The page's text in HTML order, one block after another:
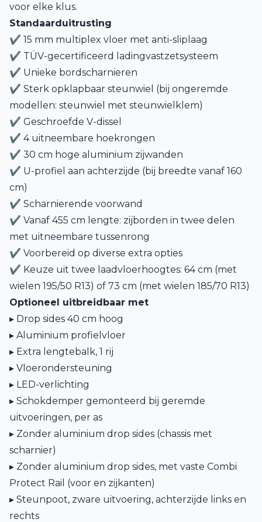
voor elke klus.
Standaarduitrusting
✔ 15 mm multiplex vloer met anti-sliplaag
✔ TÜV-gecertificeerd ladingvastzetsysteem
✔ Unieke bordscharnieren
✔ Sterk opklapbaar steunwiel (bij ongeremde
modellen: steunwiel met steunwielklem)
✔ Geschroefde V-dissel
✔ 4 uitneembare hoekrongen
✔ 30 cm hoge aluminium zijwanden
✔ U-profiel aan achterzijde (bij breedte vanaf 160
cm)
✔ Scharnierende voorwand
✔ Vanaf 455 cm lengte: zijborden in twee delen
met uitneembare tussenrong
✔ Voorbereid op diverse extra opties
✔ Keuze uit twee laadvloerhoogtes: 64 cm (met
wielen 195/50 R13) of 73 cm (met wielen 185/70 R13)
Optioneel uitbreidbaar met
▸ Drop sides 40 cm hoog
▸ Aluminium profielvloer
▸ Extra lengtebalk, 1 rij
▸ Vloerondersteuning
▸ LED-verlichting
▸ Schokdemper gemonteerd bij geremde
uitvoeringen, per as
▸ Zonder aluminium drop sides (chassis met
scharnier)
▸ Zonder aluminium drop sides, met vaste Combi
Protect Rail (voor en zijkanten)
▸ Steunpoot, zware uitvoering, achterzijde links en
rechts